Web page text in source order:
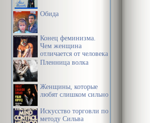
Обида
Конец феминизма.
Чем женщина
отличается от человека
Пленница волка
Женщины, которые
любят слишком сильно
Искусство торговли по
методу Сильва